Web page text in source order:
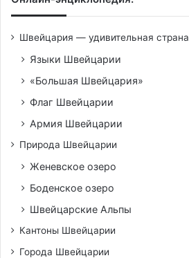
Швейцария — удивительная страна
Языки Швейцарии
«Большая Швейцария»
Флаг Швейцарии
Армия Швейцарии
Природа Швейцарии
Женевское озеро
Боденское озеро
Швейцарские Альпы
Кантоны Швейцарии
Города Швейцарии